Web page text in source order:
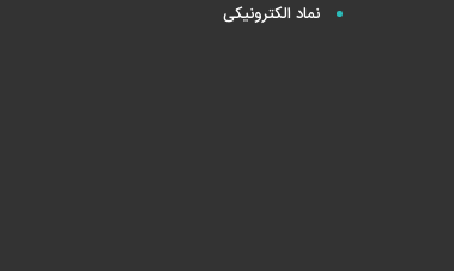
نماد الکترونیکی